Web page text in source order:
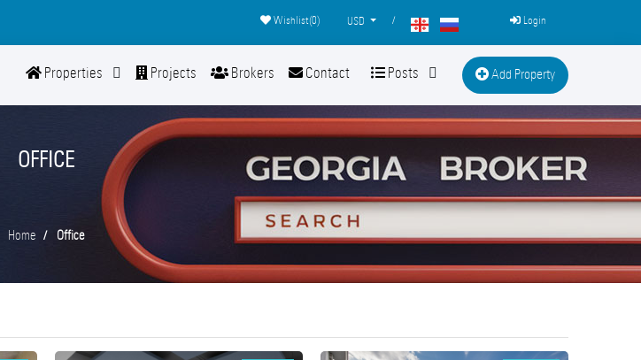
Wishlist(0) USD / Login
Properties Projects Brokers Contact Posts Add Property
OFFICE
Home Office